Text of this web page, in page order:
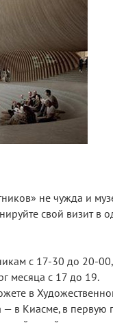
не чужда и
свой визит в
с 17-30 до 20-
месяца с 17 до 19.
в
в Киасме, в первую